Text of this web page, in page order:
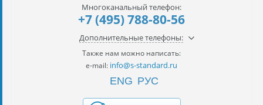
Многоканальный телефон:
+7 (495) 788-80-56
Дополнительные телефоны:
Также нам можно написать:
e-mail: info@s-standard.ru
ENG РУС